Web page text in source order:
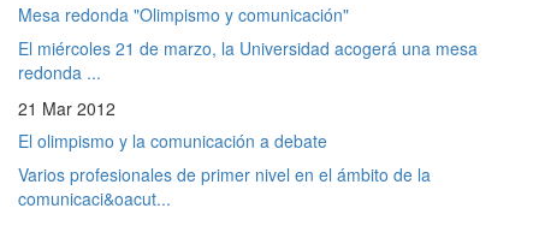
Mesa redonda "Olimpismo y comunicación"
El miércoles 21 de marzo, la Universidad acogerá una mesa
redonda ...
21 Mar 2012
El olimpismo y la comunicación a debate
Varios profesionales de primer nivel en el ámbito de la
comunicaci&oacut...